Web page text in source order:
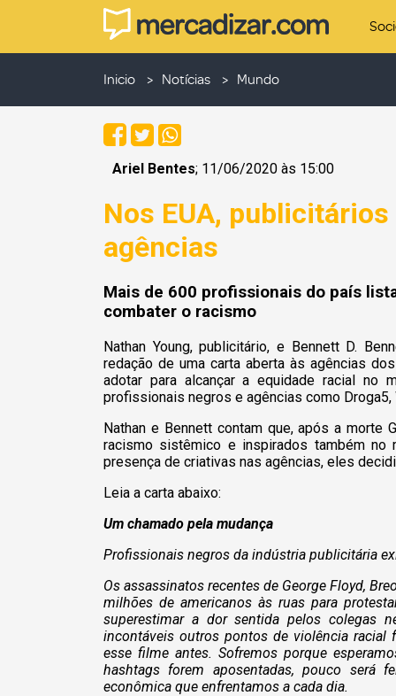
Inicio Notícias Mundo
Ariel Bentes; 11/06/2020 às 15:00
Nos EUA,
agências
Mais de 600 profissionais do país
combater o racismo
Nathan Young, publicitário, e Bennett D.
redação de uma carta aberta às agências
adotar para alcançar a equidade racial
profissionais negros e agências como Droga5,
Nathan e Bennett contam que, após a morte
racismo sistêmico e inspirados também no
presença de criativas nas agências, eles
Leia a carta abaixo:
Um chamado pela mudança
Profissionais negros da indústria publicitária
Os assassinatos recentes de George Floyd,
milhões de americanos às ruas para
superestimar a dor sentida pelos colegas
incontáveis outros pontos de violência racial
esse filme antes. Sofremos porque
hashtags forem aposentadas, pouco será
econômica que enfrentamos a cada dia.